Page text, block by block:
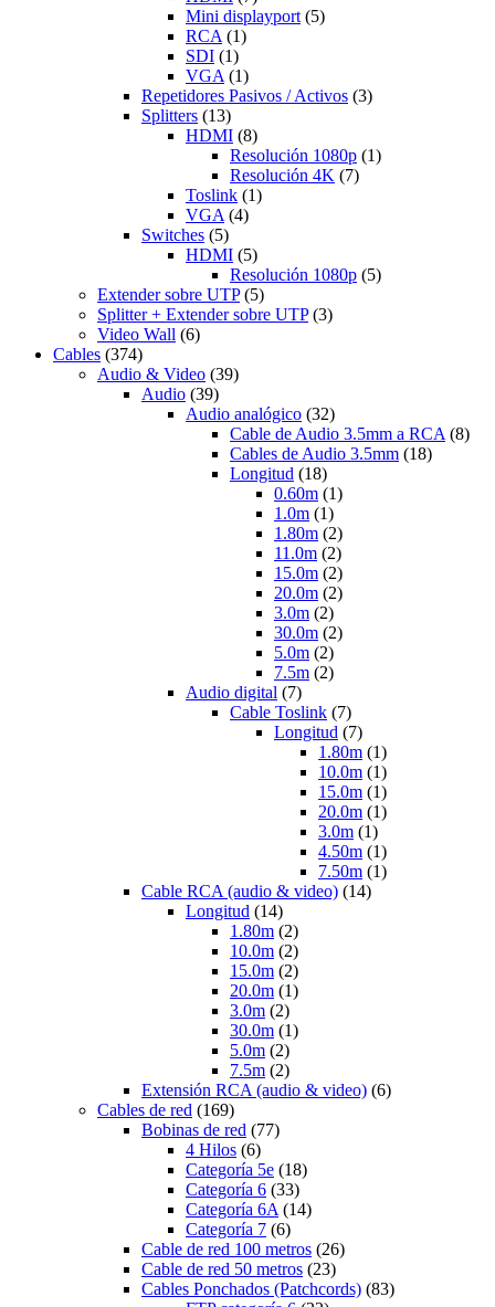
Mini displayport (5)
RCA (1)
SDI (1)
VGA (1)
Repetidores Pasivos / Activos (3)
Splitters (13)
HDMI (8)
Resolución 1080p (1)
Resolución 4K (7)
Toslink (1)
VGA (4)
Switches (5)
HDMI (5)
Resolución 1080p (5)
Extender sobre UTP (5)
Splitter + Extender sobre UTP (3)
Video Wall (6)
Cables (374)
Audio & Video (39)
Audio (39)
Audio analógico (32)
Cable de Audio 3.5mm a RCA (8)
Cables de Audio 3.5mm (18)
Longitud (18)
0.60m (1)
1.0m (1)
1.80m (2)
11.0m (2)
15.0m (2)
20.0m (2)
3.0m (2)
30.0m (2)
5.0m (2)
7.5m (2)
Audio digital (7)
Cable Toslink (7)
Longitud (7)
1.80m (1)
10.0m (1)
15.0m (1)
20.0m (1)
3.0m (1)
4.50m (1)
7.50m (1)
Cable RCA (audio & video) (14)
Longitud (14)
1.80m (2)
10.0m (2)
15.0m (2)
20.0m (1)
3.0m (2)
30.0m (1)
5.0m (2)
7.5m (2)
Extensión RCA (audio & video) (6)
Cables de red (169)
Bobinas de red (77)
4 Hilos (6)
Categoría 5e (18)
Categoría 6 (33)
Categoría 6A (14)
Categoría 7 (6)
Cable de red 100 metros (26)
Cable de red 50 metros (23)
Cables Ponchados (Patchcords) (83)